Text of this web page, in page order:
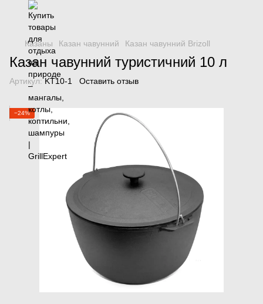
Казаны Казан чавунний Казан чавунний Brizoll
Казан чавунний туристичний 10 л
Артикул:KT10-1 Оставить отзыв
−24%